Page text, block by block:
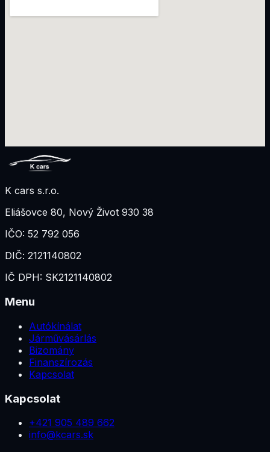
K cars s.r.o.
Eliášovce 80, Nový Život 930 38
IČO: 52 792 056
DIČ: 2121140802
IČ DPH: SK2121140802
Menu
Autókínálat
Járművásárlás
Bizomány
Finanszírozás
Kapcsolat
Kapcsolat
+421 905 489 662
info@kcars.sk